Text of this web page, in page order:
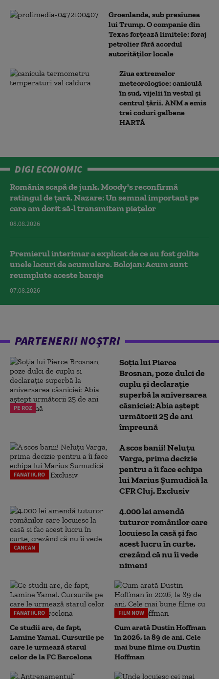
Groenlanda, sub presiunea
lui Trump. O companie din
Texas forțează limitele: foraj
petrolier fără acordul
autorităților locale
Ziua extremelor
meteorologice: caniculă
în sud, vijelii în vestul și
centrul țării. ANM a emis
trei coduri galbene
HARTĂ
DIGI ECONOMIC
România scapă de junk. Moody's reconfirmă
ratingul de țară. Nazare: Un semnal important pe
care am dorit să-l transmitem piețelor
08.08.2026
Premierul interimar a explicat de ce au fost golite
unele lacuri de acumulare. Bolojan: Acum sunt
reumplute aceste baraje
07.08.2026
PARTENERII NOȘTRI
PE ROZ
Soția lui Pierce
Brosnan, poze dulci de
cuplu și declarație
superbă la aniversarea
căsniciei: Abia aștept
următorii 25 de ani
împreună
FANATIK.RO
A scos banii! Neluțu
Varga, prima decizie
pentru a îi face echipa
lui Marius Șumudică la
CFR Cluj. Exclusiv
CANCAN
4.000 lei amendă
tuturor românilor care
locuiesc la casă și fac
acest lucru în curte,
crezând că nu îi vede
nimeni
FANATIK.RO
Ce studii are, de fapt,
Lamine Yamal. Cursurile pe
care le urmează starul
celor de la FC Barcelona
FILM NOW
Cum arată Dustin Hoffman
în 2026, la 89 de ani. Cele
mai bune filme cu Dustin
Hoffman